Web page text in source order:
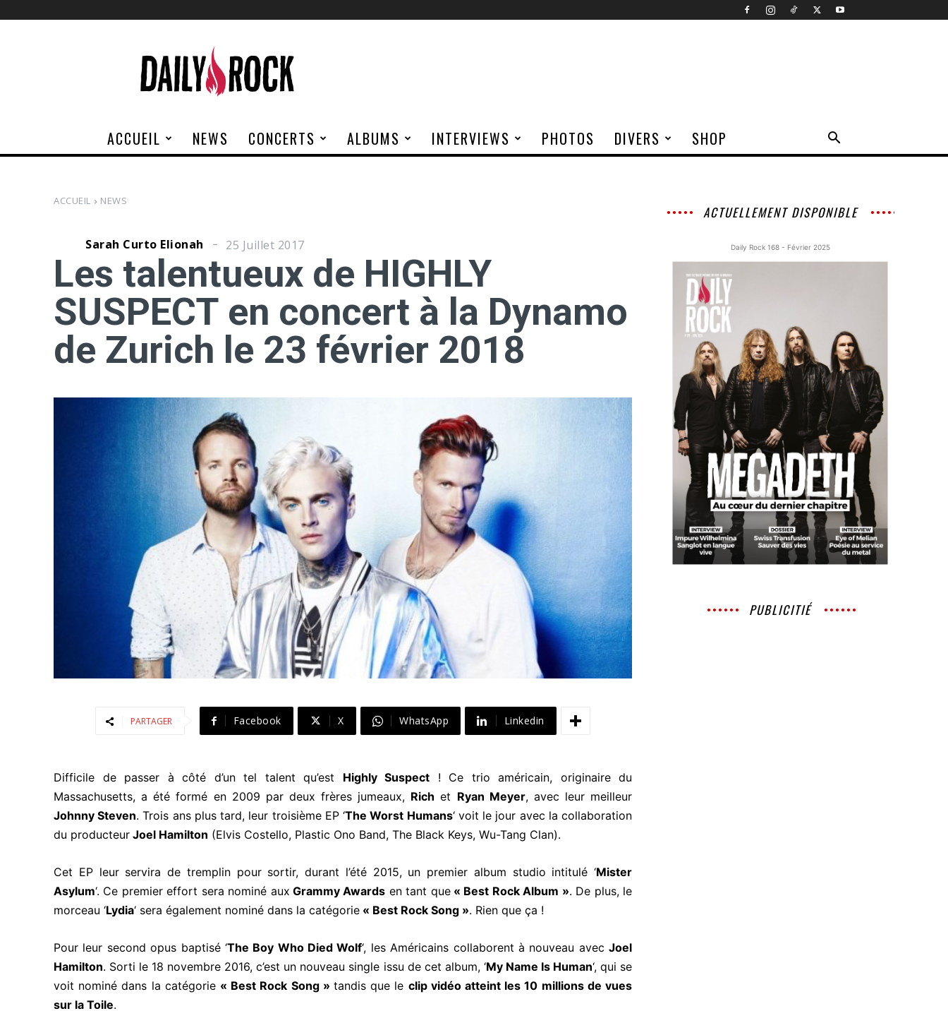
Rock
ACCUEIL NEWS CONCERTS ALBUMS INTERVIEWS PHOTOS DIVERS SHOP
ACCUEIL NEWS
Sarah Curto Elionah 25 Juillet 2017
Les talentueux de HIGHLY
SUSPECT en concert à la Dynamo
de Zurich le 23 février 2018
PARTAGER Facebook X WhatsApp Linkedin
Difficile de passer à côté d’un tel talent qu’est Highly Suspect ! Ce trio américain, originaire du
Massachusetts, a été formé en 2009 par deux frères jumeaux, Rich et Ryan Meyer, avec leur meilleur
Johnny Steven. Trois ans plus tard, leur troisième EP ‘The Worst Humans‘ voit le jour avec la collaboration
du producteur Joel Hamilton (Elvis Costello, Plastic Ono Band, The Black Keys, Wu-Tang Clan).
Cet EP leur servira de tremplin pour sortir, durant l’été 2015, un premier album studio intitulé ‘Mister
Asylum‘. Ce premier effort sera nominé aux Grammy Awards en tant que« Best Rock Album ». De plus, le
morceau ‘Lydia‘ sera également nominé dans la catégorie « Best Rock Song ». Rien que ça !
Pour leur second opus baptisé ‘The Boy Who Died Wolf‘, les Américains collaborent à nouveau avec Joel
Hamilton. Sorti le 18 novembre 2016, c’est un nouveau single issu de cet album, ‘My Name Is Human‘, qui se
voit nominé dans la catégorie « Best Rock Song » tandis que le clip vidéo atteint les 10 millions de vues
sur la Toile.
ACTUELLEMENT DISPONIBLE
Daily Rock 168 - Février 2025
PUBLICITIÉ